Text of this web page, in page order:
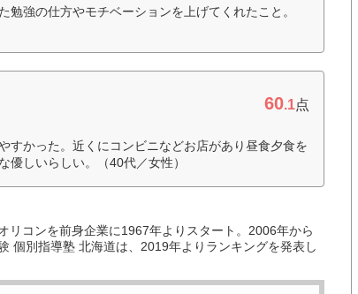
強の仕方やモチベーションを上げてくれたこと。
60.1点
すかった。近くにコンビニなどお店があり昼食夕食を
優しいらしい。（40代／女性）
リコンを前身企業に1967年よりスタート。2006年から
個別指導塾 北海道は、2019年よりランキングを発表し